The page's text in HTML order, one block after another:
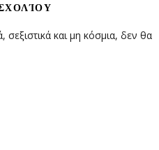
σεξιστικά και μη κόσμια, δεν θα